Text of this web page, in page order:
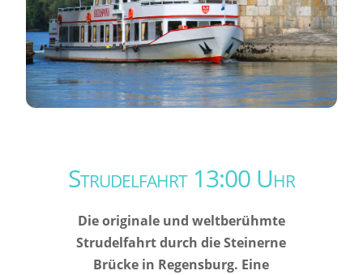
Strudelfahrt 13:00 Uhr
Die originale und weltberühmte
Strudelfahrt durch die Steinerne
Brücke in Regensburg. Eine